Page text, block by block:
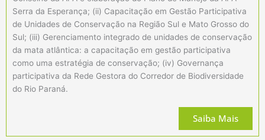
Serra da Esperança; (ii) Capacitação em Gestão Participativa
de Unidades de Conservação na Região Sul e Mato Grosso do
Sul; (iii) Gerenciamento integrado de unidades de conservação
da mata atlântica: a capacitação em gestão participativa
como uma estratégia de conservação; (iv) Governança
participativa da Rede Gestora do Corredor de Biodiversidade
do Rio Paraná.
Saiba Mais